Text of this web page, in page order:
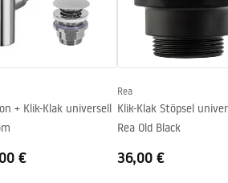
+ Klik-Klak universell
€
Rea
Klik-Klak Stöpsel
Rea Old Black
36,00 €